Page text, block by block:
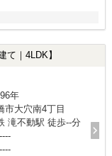
て｜4LDK】
年
市大穴南4丁目
滝不動駅 徒歩--分
----
----